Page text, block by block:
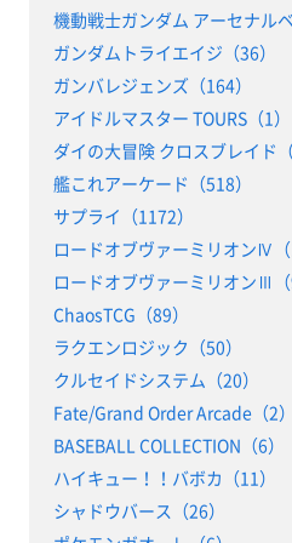
機動戦士ガンダム アーセナル
ガンダムトライエイジ（36）
ガンバレジェンズ（164）
アイドルマスター TOURS（1）
ダイの大冒険 クロスブレイド（
艦これアーケード（518）
サプライ（1172）
ロードオブヴァーミリオンⅣ（
ロードオブヴァーミリオンⅢ（
ChaosTCG（89）
ラクエンロジック（50）
クルセイドシステム（20）
Fate/Grand Order Arcade（2）
BASEBALL COLLECTION（6）
ハイキュー！！バボカ（11）
シャドウバース（26）